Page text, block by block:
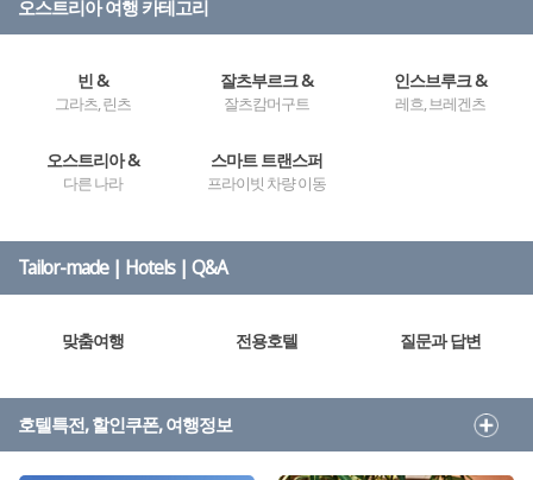
오스트리아 여행 카테고리
빈 &
그라츠, 린츠
잘츠부르크 &
잘츠캄머구트
인스브루크 &
레흐, 브레겐츠
오스트리아 &
다른 나라
스마트 트랜스퍼
프라이빗 차량 이동
Tailor-made | Hotels | Q&A
맞춤여행 전용호텔 질문과 답변
호텔특전, 할인쿠폰, 여행정보